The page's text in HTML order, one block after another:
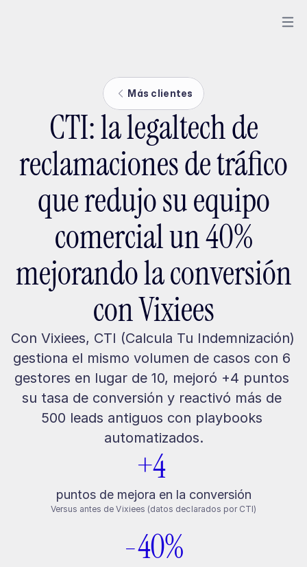
Más clientes
CTI: la legaltech de
reclamaciones de tráfico
que redujo su equipo
comercial un 40%
mejorando la conversión
con Vixiees
Con Vixiees, CTI (Calcula Tu Indemnización)
gestiona el mismo volumen de casos con 6
gestores en lugar de 10, mejoró +4 puntos
su tasa de conversión y reactivó más de
500 leads antiguos con playbooks
automatizados.
+4
puntos de mejora en la conversión
Versus antes de Vixiees (datos declarados por CTI)
-40%